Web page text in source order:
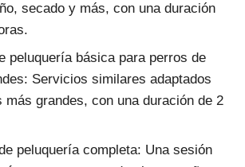
secado y más, con una duración
peluquería básica para perros de
Servicios similares adaptados
más grandes, con una duración de 2
peluquería completa: Una sesión